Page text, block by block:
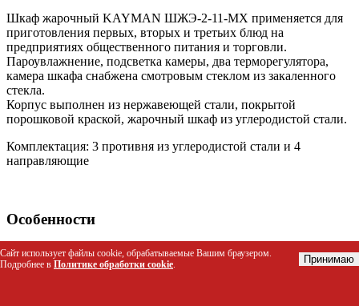
Шкаф жарочный KAYMAN ШЖЭ-2-11-МХ применяется для
приготовления первых, вторых и третьих блюд на
предприятиях общественного питания и торговли.
Пароувлажнение, подсветка камеры, два терморегулятора,
камера шкафа снабжена смотровым стеклом из закаленного
стекла.
Корпус выполнен из нержавеющей стали, покрытой
порошковой краской, жарочный шкаф из углеродистой стали.
Комплектация: 3 противня из углеродистой стали и 4
направляющие
Особенности
Аварийный термостат
Раздельная регулировка мощности верхних и нижних ТЭНов
Сайт использует файлы cookie, обрабатываемые Вашим браузером.
Подробнее в Политике обработки cookie. Принимаю